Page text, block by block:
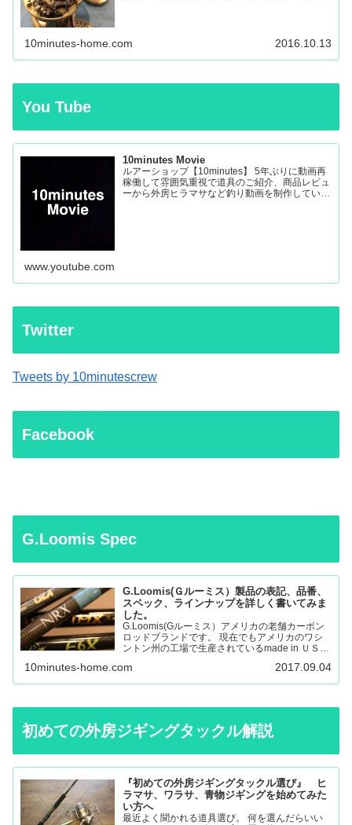
10minutes-home.com 2016.10.13
You Tube
10minutes Movie
ルアーショップ【10minutes】 5年ぶりに動画再
稼働して雰囲気重視で道具のご紹介、商品レビュ
ーから外房ヒラマサなど釣り動画を制作していき
www.youtube.com
Twitter
Tweets by 10minutescrew
Facebook
G.Loomis Spec
G.Loomis(Ｇルーミス）製品の表記、品番、
スペック、ラインナップを詳しく書いてみま
した。
G.Loomis(Gルーミス）アメリカの老舗カーボン
ロッドブランドです。 現在でもアメリカのワシ
ントン州の工場で生産されているmade in ＵＳＡ
ド、、サーモントラウト、パンフィッシュ、ウォ
ール…
10minutes-home.com 2017.09.04
初めての外房ジギングタックル解説
『初めての外房ジギングタックル選び』 ヒ
ラマサ、ワラサ、青物ジギングを始めてみた
い方へ
最近よく聞かれる道具選び。 何を選んだらいい